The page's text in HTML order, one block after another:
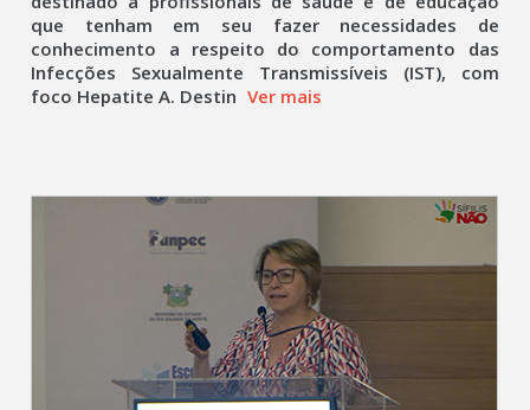
que tenham em seu fazer necessidades de
conhecimento a respeito do comportamento das
Infecções Sexualmente Transmissíveis (IST), com
foco Hepatite A. Destin Ver mais